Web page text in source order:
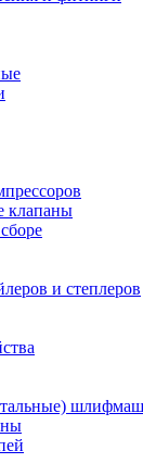
клапаны
и степлеров